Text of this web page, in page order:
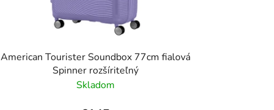
American Tourister Soundbox 77cm fialová
Spinner rozšíriteľný
Skladom